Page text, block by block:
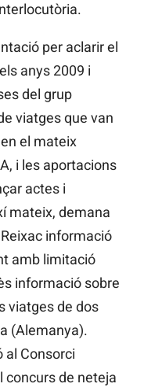
per aclarir el
anys 2009 i
del grup
viatges que van
el mateix
i les aportacions
actes i
mateix, demana
informació
amb limitació
informació sobre
viatges de dos
(Alemanya).
al Consorci
concurs de neteja